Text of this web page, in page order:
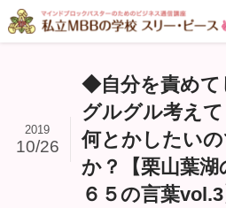
◆自分を責め
グルグル考え
何とかしたい
か？【栗山葉
６５の言葉
2019
10/26